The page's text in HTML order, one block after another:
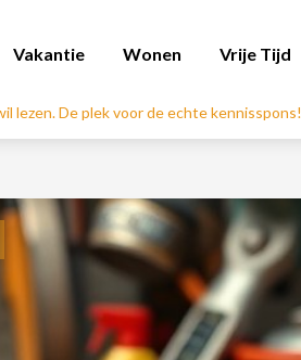
Vakantie Wonen Vrije Tijd
lezen. De plek voor de echte kennisspons!